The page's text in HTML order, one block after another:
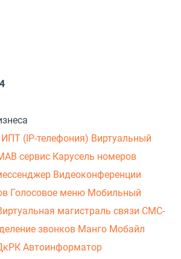
ИПТ (IP-телефония) Виртуальный
сервис Карусель номеров
Видеоконференции
Голосовое меню Мобильный
магистраль связи СМС-
звонков Манго Мобайл
Автоинформатор